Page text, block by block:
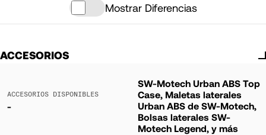
Mostrar Diferencias
ACCESORIOS
ACCESORIOS DISPONIBLES
-
SW-Motech Urban ABS Top
Case, Maletas laterales
Urban ABS de SW-Motech,
Bolsas laterales SW-
Motech Legend, y más